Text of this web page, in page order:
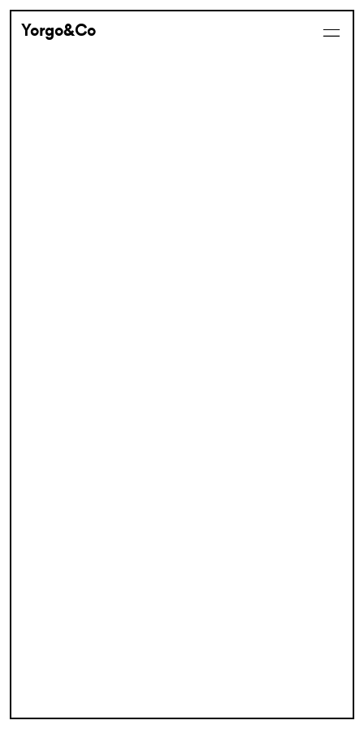
Yorgo&Co